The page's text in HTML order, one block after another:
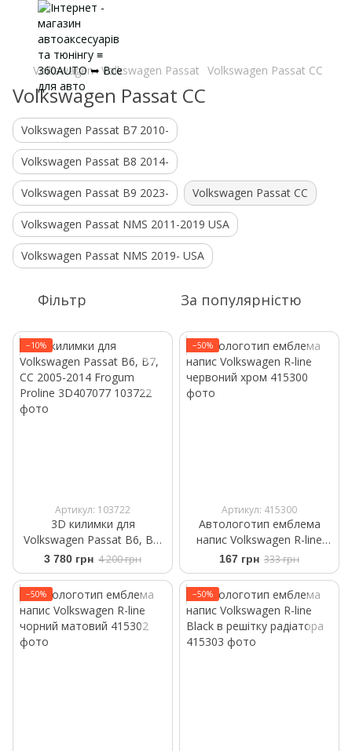
Volkswagen Volkswagen Passat Volkswagen Passat CC
Volkswagen Passat CC
Volkswagen Passat B7 2010-
Volkswagen Passat B8 2014-
Volkswagen Passat B9 2023- Volkswagen Passat CC
Volkswagen Passat NMS 2011-2019 USA
Volkswagen Passat NMS 2019- USA
Фільтр За популярністю
−10%
Артикул: 103722
3D килимки для
Volkswagen Passat B6, B7,
CC 2005-2014 Frogum
Proline 3D407077
3 780 грн 4 200 грн
−50%
Артикул: 415300
Автологотип емблема
напис Volkswagen R-line
червоний хром
167 грн 333 грн
−50% −50%